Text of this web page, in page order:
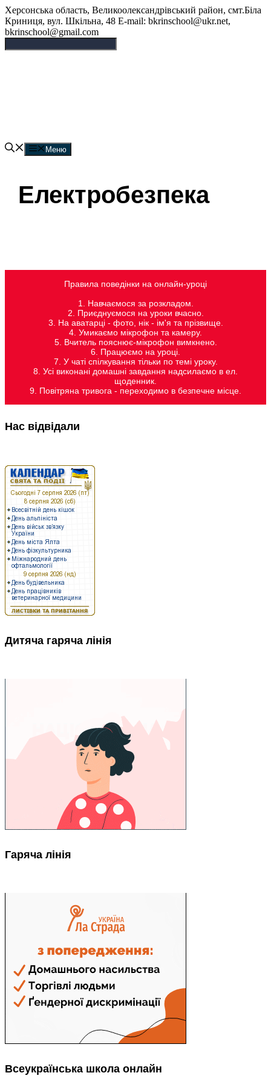
Перейти
до
вмісту
Херсонська область, Великоолександрівський район, смт.Біла
Криниця, вул. Шкільна, 48 E-mail: bkrinschool@ukr.net,
bkrinschool@gmail.com
Меню
Електробезпека
Правила поведінки на онлайн-уроці
1. Навчаємося за розкладом.
2. Приєднуємося на уроки вчасно.
3. На аватарці - фото, нік - ім'я та прізвище.
4. Умикаємо мікрофон та камеру.
5. Вчитель пояснює-мікрофон вимкнено.
6. Працюємо на уроці.
7. У чаті спілкування тільки по темі уроку.
8. Усі виконані домашні завдання надсилаємо в ел.
щоденник.
9. Повітряна тривога - переходимо в безпечне місце.
Нас відвідали
Дитяча гаряча лінія
Гаряча лінія
Всеукраїнська школа онлайн